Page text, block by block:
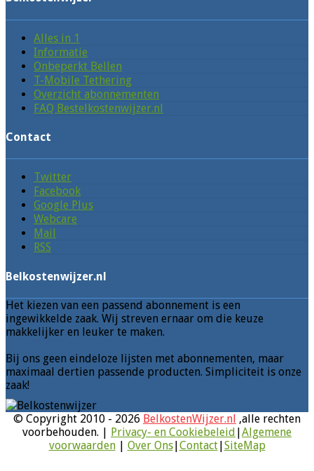
Alles in 1
Informatie
Onbeperkt Bellen
T-Mobile Tethering
Overzicht abonnementen
FAQ Bestelkostenwijzer.nl
Contact
Twitter
Facebook
Google Plus
Webcare
Mail
RSS
Belkostenwijzer.nl
Het kiezen van een passend abonnement is een
ingewikkelde zaak. Wij streven ernaar om die keuze
makkelijker en leuker te maken.
Bij ons geen eindeloze lijsten met abonnementen, maar
maximaal dertien passende producten. Simpliciteit is onze
zaak!
© Copyright 2010 - 2026 BelkostenWijzer.nl ,alle rechten
voorbehouden. | Privacy- en Cookiebeleid |Algemene
voorwaarden| Over Ons|Contact|SiteMap